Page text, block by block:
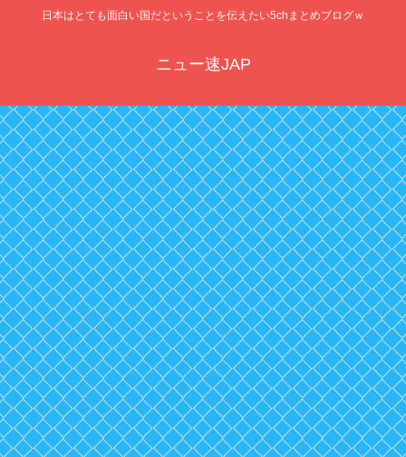
日本はとても面白い国だということを伝えたい5chまとめブログｗ
ニュー速JAP